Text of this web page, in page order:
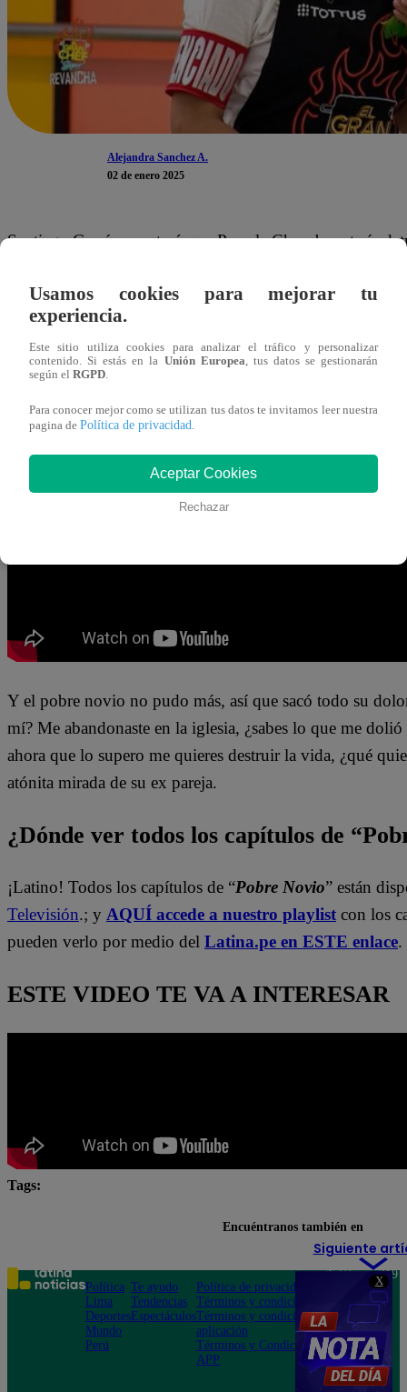
X
Alejandra Sanchez A.
02 de enero 2025
Santiago García se enteró que Pamela Chumbe estaría
RECLAMARLE por seguir perjudicándolo, incluso
“A mí no me vengas con ese floro barato, Pamela.
hagas la loca”, dijo el pobre novio ni bien la tuvo frente
tiene nada que ver. Fue una coincidencia. Yo no tengo
defendió la ahora pareja de Arturo Thompson.
Y el pobre novio no pudo más, así que sacó todo su
mí? Me abandonaste en la iglesia, ¿sabes lo que me
ahora que lo supero me quieres destruir la vida, ¿qué
atónita mirada de su ex pareja.
¿Dónde ver todos los capítulos de
¡Latino! Todos los capítulos de “Pobre Novio” están
Televisión.; y AQUÍ accede a nuestro playlist con los
pueden verlo por medio del Latina.pe en ESTE enlace.
ESTE VIDEO TE VA A INTERESAR
Tags:
Siguiente
Usamos cookies para mejorar tu
experiencia.
Este sitio utiliza cookies para analizar el tráfico y personalizar
contenido. Si estás en la Unión Europea, tus datos se gestionarán
según el RGPD.
Para conocer mejor como se utilizan tus datos te invitamos leer nuestra
pagina de Política de privacidad.
Aceptar Cookies
Rechazar
Encuéntranos también en
Política
Lima
Deportes
Mundo
Perú
Te ayudo
Tendencias
Espectáculos
Política de privacidad
Términos y condiciones
Términos y condiciones
aplicación
Términos y Condiciones
APP
Teléfono: 219
Av. San
Felipe 968
Jesús María